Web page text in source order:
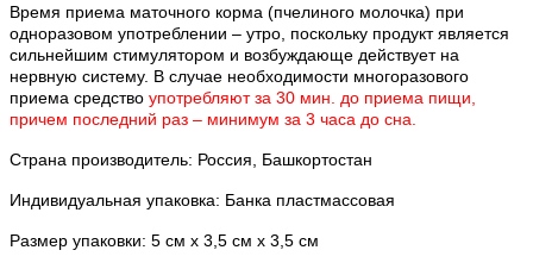
Время приема маточного корма (пчелиного молочка) при
одноразовом употреблении – утро , поскольку продукт является
сильнейшим стимулятором и возбуждающе действует на
нервную систему. В случае необходимости многоразового
приема средство употребляют за 30 мин. до приема пищи,
причем последний раз – минимум за 3 часа до сна.
Страна производитель: Россия, Башкортостан
Индивидуальная упаковка: Банка пластмассовая
Размер упаковки: 5 см х 3,5 см х 3,5 см